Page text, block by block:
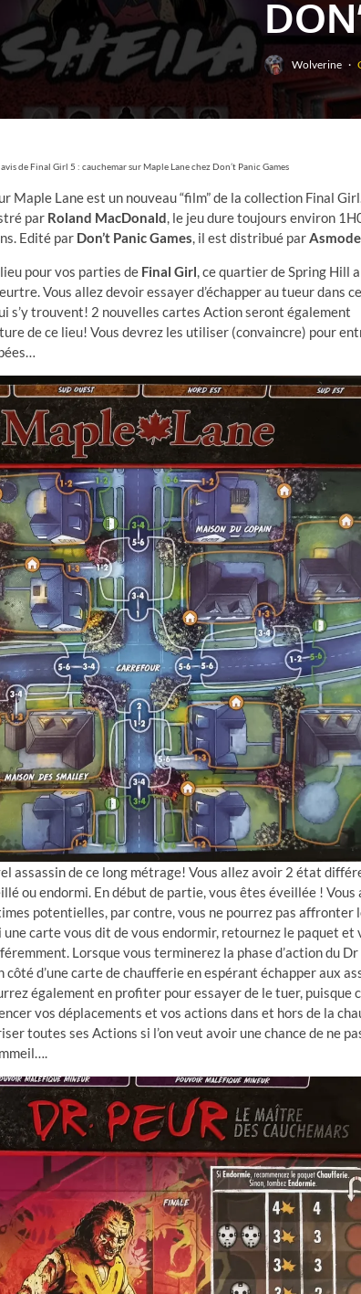
Wolverine ·
de Final Girl 5 : cauchemar sur Maple Lane chez Don’t Panic Games
Maple Lane est un nouveau “film” de la collection Final
par Roland MacDonald, le jeu dure toujours environ
Edité par Don’t Panic Games, il est distribué par
pour vos parties de Final Girl, ce quartier de Spring Hill
Vous allez devoir essayer d’échapper au tueur dans
s’y trouvent! 2 nouvelles cartes Action seront également
de ce lieu! Vous devrez les utiliser (convaincre) pour
assassin de ce long métrage! Vous allez avoir 2 état
ou endormi. En début de partie, vous êtes éveillée ! Vous
potentielles, par contre, vous ne pourrez pas affronter
carte vous dit de vous endormir, retournez le paquet et
Lorsque vous terminerez la phase d’action du Dr
d’une carte de chaufferie en espérant échapper aux
également en profiter pour essayer de le tuer, puisque
vos déplacements et vos actions dans et hors de la
toutes ses Actions si l’on veut avoir une chance de ne